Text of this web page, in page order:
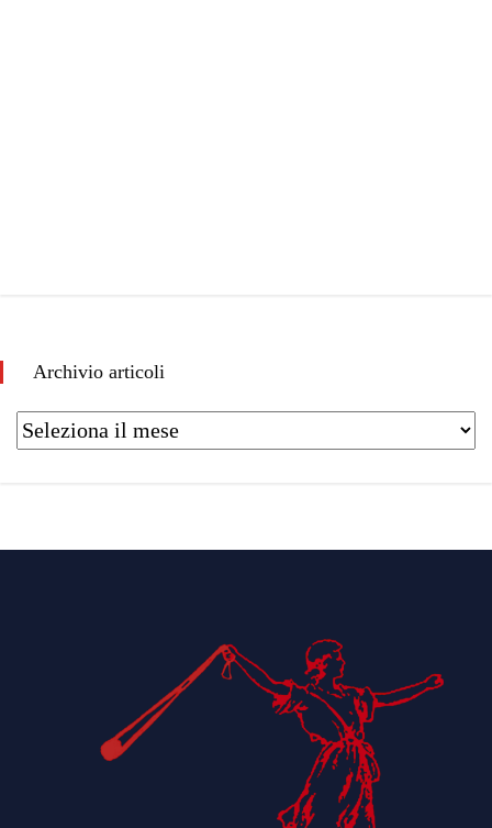
Archivio articoli